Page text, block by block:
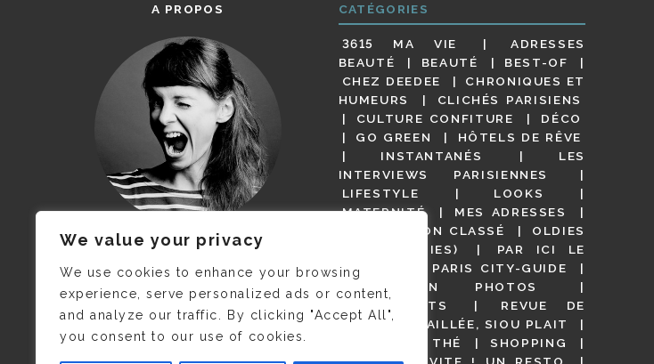
We value your privacy
We use cookies to enhance your browsing
experience, serve personalized ads or content,
and analyze our traffic. By clicking "Accept All",
you consent to our use of cookies.
A PROPOS
JE M’APPELLE DELPHINE MAIS
C’EST ©CAMILLE COLLIN QUI A
PRIS CETTE PHOTO !
CATÉGORIES
3615 MA VIE
ADRESSES
BEAUTÉ
BEAUTÉ
BEST-OF
CHEZ DEEDEE
CHRONIQUES ET
HUMEURS
CLICHÉS PARISIENS
CULTURE CONFITURE
DÉCO
GO GREEN
HÔTELS DE RÊVE
INSTANTANÉS
LES
INTERVIEWS PARISIENNES
LIFESTYLE
LOOKS
MATERNITÉ
MES ADRESSES
NON CLASSÉ
OLDIES
(BUT GOODIES)
PAR ICI LE
MAGOT !
PARIS CITY-GUIDE
PARIS EN PHOTOS
RESTAURANTS
REVUE DE
PRESSE DÉTAILLÉE, SIOU PLAIT
SALONS DE THÉ
SHOPPING
VIDÉOS
VITE ! UN RESTO